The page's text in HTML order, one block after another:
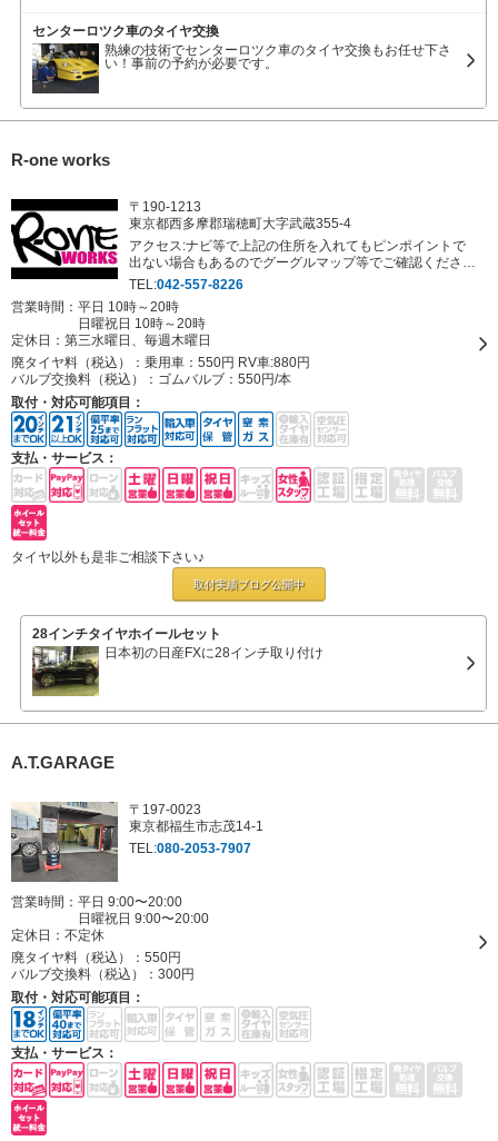
センターロツク車のタイヤ交換
熟練の技術でセンターロツク車のタイヤ交換もお任せ下さ
い！事前の予約が必要です。
R-one works
〒190-1213
東京都西多摩郡瑞穂町大字武蔵355-4
アクセス:ナビ等で上記の住所を入れてもピンポイントで
出ない場合もあるのでグーグルマップ等でご確認くださ
い。
TEL:042-557-8226
営業時間：平日 10時～20時
日曜祝日 10時～20時
定休日： 第三水曜日、毎週木曜日
廃タイヤ料（税込）： 乗用車：550円 RV車:880円
バルブ交換料（税込）： ゴムバルブ：550円/本
取付・対応可能項目：
支払・サービス：
タイヤ以外も是非ご相談下さい♪
取付実績ブログ公開中
28インチタイヤホイールセット
日本初の日産FXに28インチ取り付け
A.T.GARAGE
〒197-0023
東京都福生市志茂14-1
TEL:080-2053-7907
営業時間：平日 9:00〜20:00
日曜祝日 9:00〜20:00
定休日： 不定休
廃タイヤ料（税込）： 550円
バルブ交換料（税込）： 300円
取付・対応可能項目：
支払・サービス：